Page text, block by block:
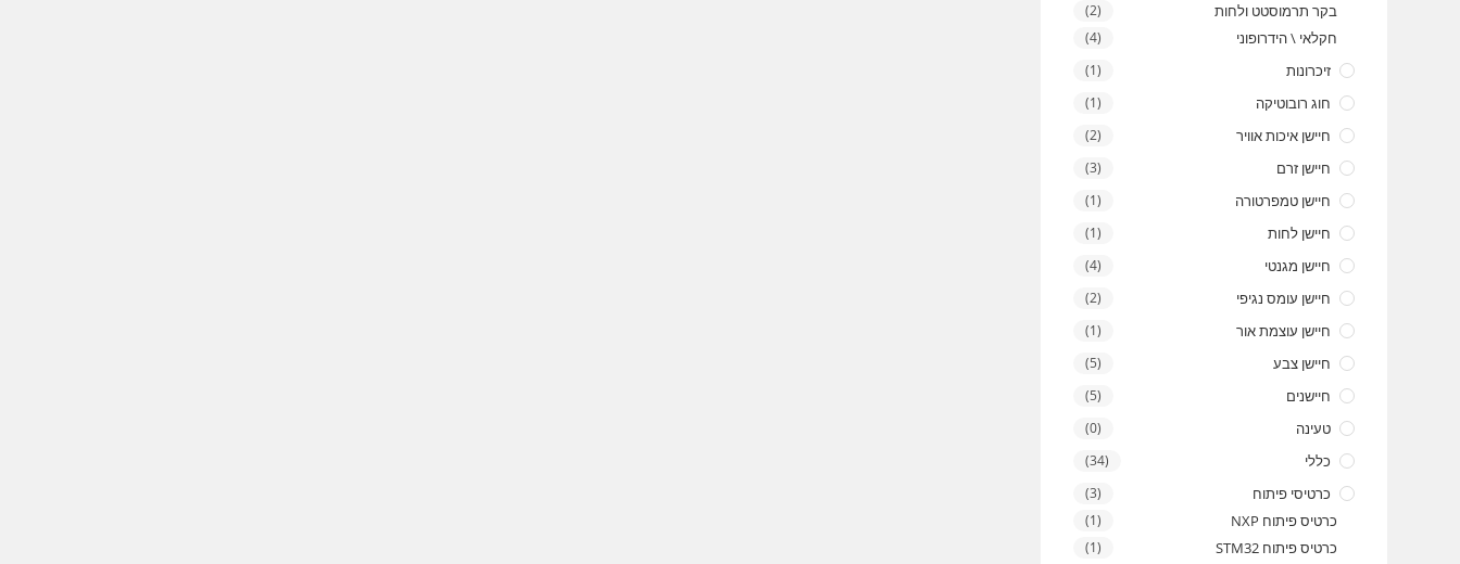
בקר תרמוסטט ולחות (2)
חקלאי \ הידרופוני (4)
זיכרונות (1)
חוג רובוטיקה (1)
חיישן איכות אוויר (2)
חיישן זרם (3)
חיישן טמפרטורה (1)
חיישן לחות (1)
חיישן מגנטי (4)
חיישן עומס נגיפי (2)
חיישן עוצמת אור (1)
חיישן צבע (5)
חיישנים (5)
טעינה (0)
כללי (34)
כרטיסי פיתוח (3)
כרטיס פיתוח NXP (1)
כרטיס פיתוח STM32 (1)